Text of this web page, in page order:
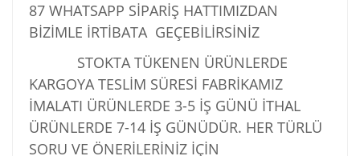
87 WHATSAPP SİPARİŞ HATTIMIZDAN
BİZİMLE İRTİBATA GEÇEBİLİRSİNİZ
STOKTA TÜKENEN ÜRÜNLERDE
KARGOYA TESLİM SÜRESİ FABRİKAMIZ
İMALATI ÜRÜNLERDE 3-5 İŞ GÜNÜ İTHAL
ÜRÜNLERDE 7-14 İŞ GÜNÜDÜR. HER TÜRLÜ
SORU VE ÖNERİLERİNİZ İÇİN